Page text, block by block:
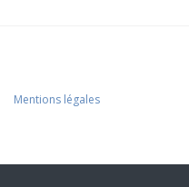
Mentions légales